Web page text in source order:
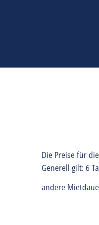
Die Preise für
Generell gilt: 6
andere